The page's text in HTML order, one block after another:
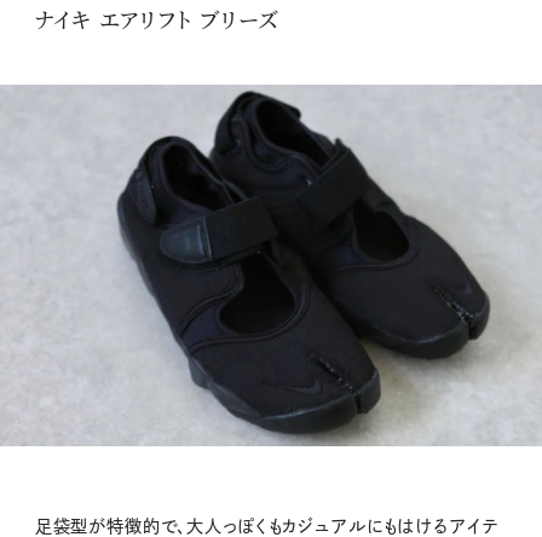
ナイキ エアリフト ブリーズ
足袋型が特徴的で、大人っぽくもカジュアルにもはけるアイテ